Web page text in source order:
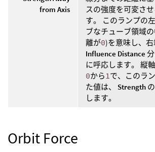
from Axis
スの強度を可変さ
す。 このランプの
ブなチューブ領域
離が0)を意味し、
Influence Distance
に呼応します。 縦
0から 1 で、このラ
た値は、 Strength
します。
Orbit Force